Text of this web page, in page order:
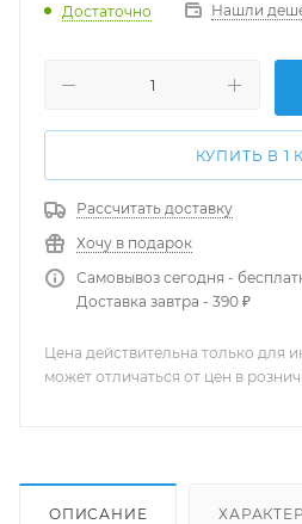
Достаточно Нашли
КУПИТЬ В 1
Рассчитать доставку
Хочу в подарок
Самовывоз сегодня -
Доставка завтра - 390 ₽
Цена действительна только для
может отличаться от цен в
ОПИСАНИЕ